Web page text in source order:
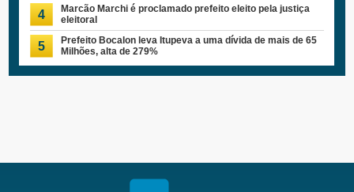
4
Marcão Marchi é proclamado prefeito eleito pela justiça
eleitoral
5
Prefeito Bocalon leva Itupeva a uma dívida de mais de 65
Milhões, alta de 279%